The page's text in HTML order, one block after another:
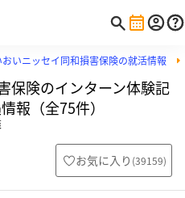
おいニッセイ同和損害保険の就活情報
保険のインターン体験記
報（全75件）
お気に入り (39159)